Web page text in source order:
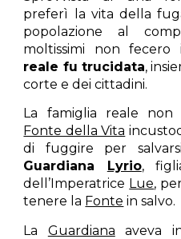
preferì la vita della
popolazione al
moltissimi non
reale fu trucidata,
corte e dei cittadini.
La famiglia reale non
Fonte della Vita
di fuggire per
Guardiana
Lyrio,
dell’Imperatrice Lue,
tenere la Fonte in salvo.
La Guardiana aveva